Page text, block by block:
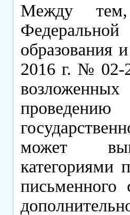
Между
образования
2016 г. № 02-
возложенных
может
категориями
письменного